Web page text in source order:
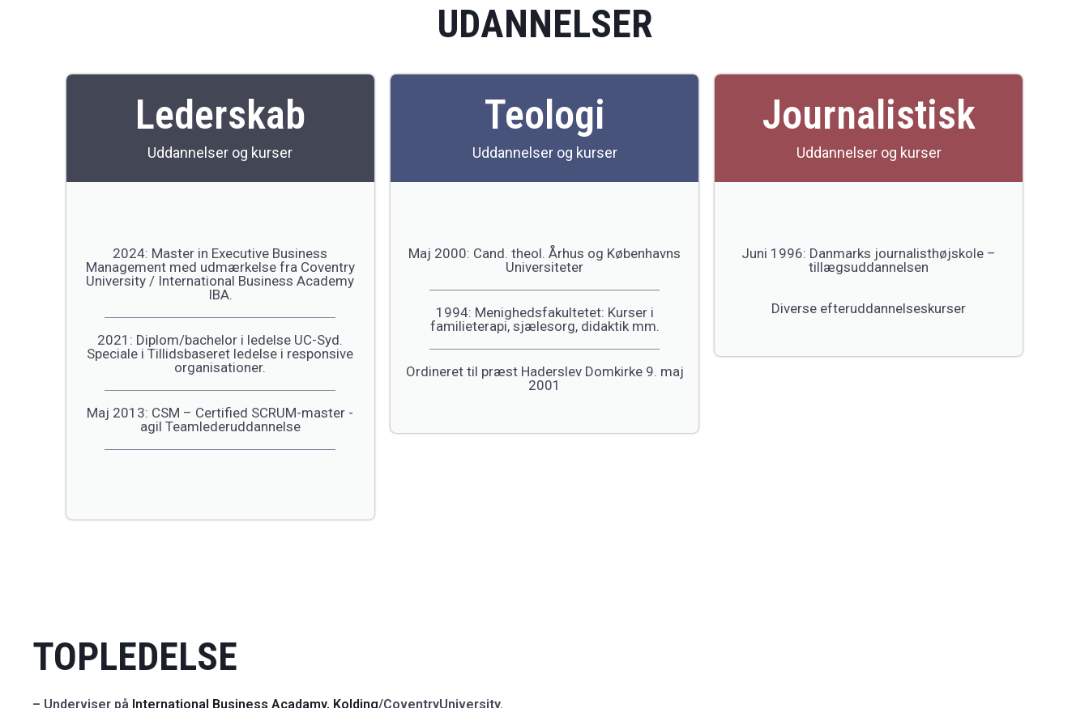
UDANNELSER
Lederskab
Uddannelser og kurser
2024: Master in Executive Business
Management med udmærkelse fra Coventry
University / International Business Academy
IBA.
2021: Diplom/bachelor i ledelse UC-Syd.
Speciale i Tillidsbaseret ledelse i responsive
organisationer.
Maj 2013: CSM – Certified SCRUM-master -
agil Teamlederuddannelse
Teologi
Uddannelser og kurser
Maj 2000: Cand. theol. Århus og Københavns
Universiteter
1994: Menighedsfakultetet: Kurser i
familieterapi, sjælesorg, didaktik mm.
Ordineret til præst Haderslev Domkirke 9. maj
2001
Journalistisk
Uddannelser og kurser
Juni 1996: Danmarks journalisthøjskole –
tillægsuddannelsen
Diverse efteruddannelseskurser
TOPLEDELSE
– Underviser på International Business Acadamy, Kolding/CoventryUniversity.